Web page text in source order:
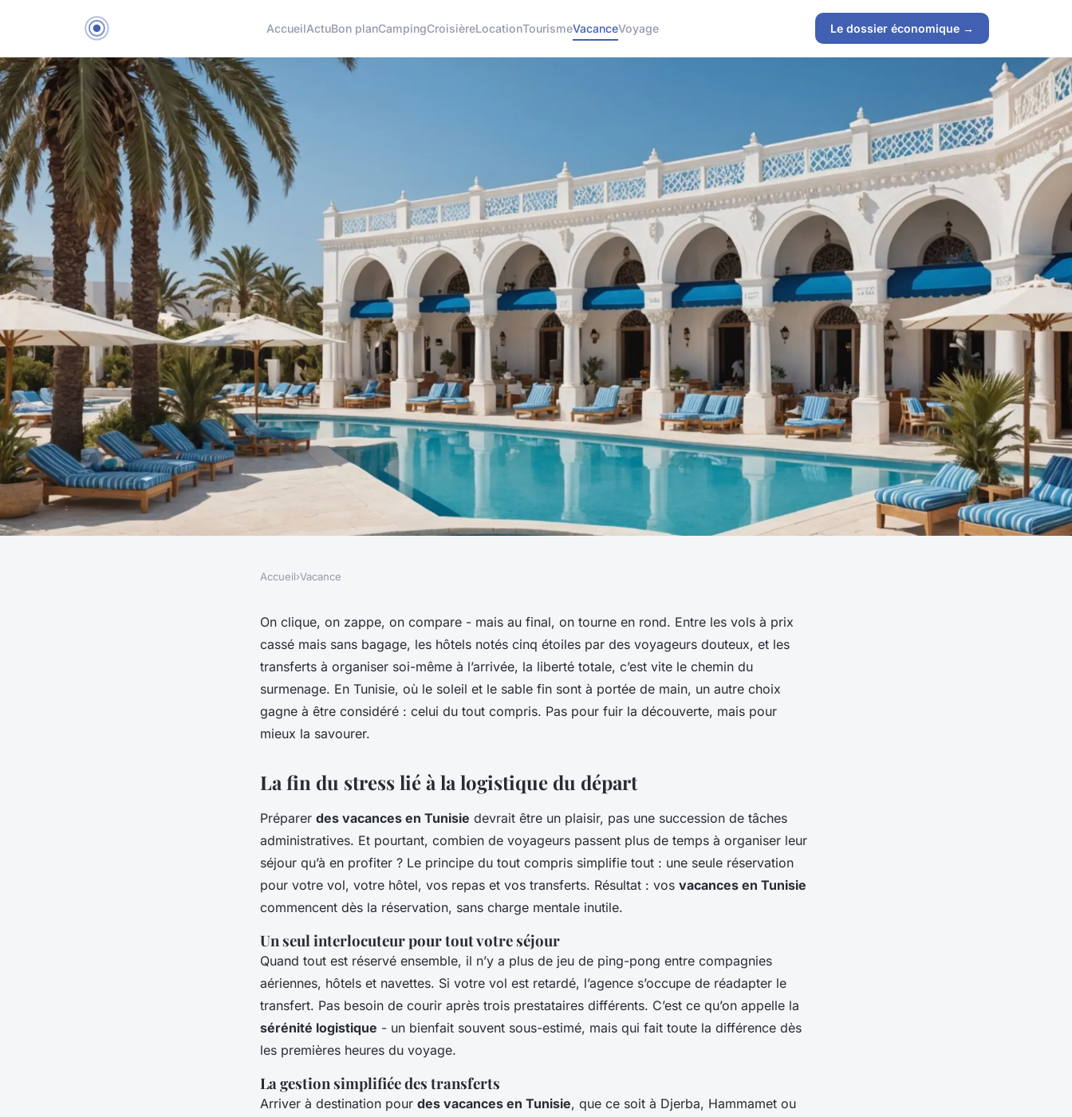
AccueilActuBon planCampingCroisièreLocationTourismeVacanceVoyage Le dossier économique →
Des vacances en Tunisie : pourquoi les
séjours tout compris sont la meilleure
Accueil›Vacance
On clique, on zappe, on compare - mais au final, on tourne en rond. Entre les vols à prix
cassé mais sans bagage, les hôtels notés cinq étoiles par des voyageurs douteux, et les
transferts à organiser soi-même à l’arrivée, la liberté totale, c’est vite le chemin du
surmenage. En Tunisie, où le soleil et le sable fin sont à portée de main, un autre choix
gagne à être considéré : celui du tout compris. Pas pour fuir la découverte, mais pour
mieux la savourer.
La fin du stress lié à la logistique du départ
Préparer des vacances en Tunisie devrait être un plaisir, pas une succession de tâches
administratives. Et pourtant, combien de voyageurs passent plus de temps à organiser leur
séjour qu’à en profiter ? Le principe du tout compris simplifie tout : une seule réservation
pour votre vol, votre hôtel, vos repas et vos transferts. Résultat : vos vacances en Tunisie
commencent dès la réservation, sans charge mentale inutile.
Un seul interlocuteur pour tout votre séjour
Quand tout est réservé ensemble, il n’y a plus de jeu de ping-pong entre compagnies
aériennes, hôtels et navettes. Si votre vol est retardé, l’agence s’occupe de réadapter le
transfert. Pas besoin de courir après trois prestataires différents. C’est ce qu’on appelle la
sérénité logistique - un bienfait souvent sous-estimé, mais qui fait toute la différence dès
les premières heures du voyage.
La gestion simplifiée des transferts
Arriver à destination pour des vacances en Tunisie, que ce soit à Djerba, Hammamet ou